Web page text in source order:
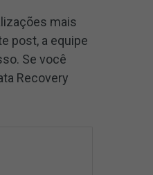
mais
post, a equipe
Se você
Recovery